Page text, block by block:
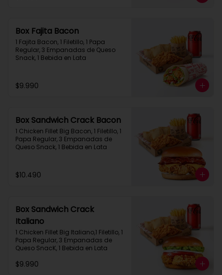
Box Fajita Bacon
1 Fajita Bacon, 1 Filetillo, 1 Papa
Regular, 3 Empanadas de Queso
Snack, 1 Bebida en Lata
$9.990
Box Sandwich Crack Bacon
1 Chicken Fillet Big Bacon, 1 Filetillo, 1
Papa Regular, 3 Empanadas de
Queso Snack, 1 Bebida en Lata
$10.490
Box Sandwich Crack
Italiano
1 Chicken Fillet Big Italiano,1 Filetillo, 1
Papa Regular, 3 Empanadas de
Queso SnacK, 1 Bebida en Lata
$9.990